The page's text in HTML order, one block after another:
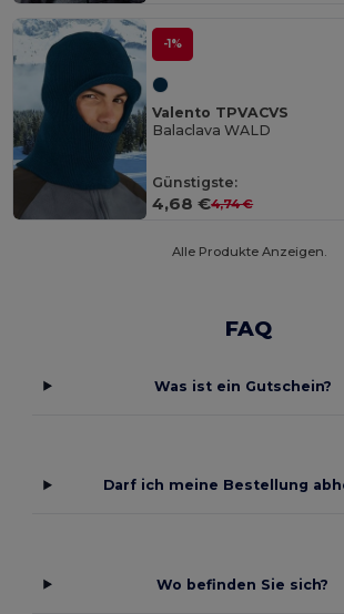
-1%
Valento TPVACVS
Balaclava WALD
Günstigste:
4,68 €4,74 €
Alle Produkte Anzeigen.
FAQ
Was ist ein Gutschein?
Darf ich meine Bestellung
Wo befinden Sie sich?